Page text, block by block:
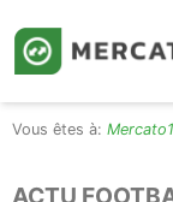
ACTU